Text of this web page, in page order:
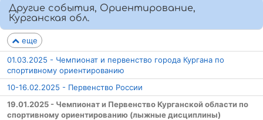
Другие события, Ориентирование,
Курганская обл.
еще
01.03.2025 - Чемпионат и первенство города Кургана по
спортивному ориентированию
10-16.02.2025 - Первенство России
19.01.2025 - Чемпионат и Первенство Курганской области по
спортивному ориентированию (лыжные дисциплины)